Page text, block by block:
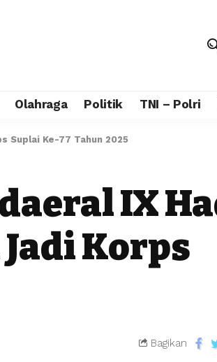
Olahraga Politik TNI – Polri
Suplai Ke-77 Tahun 2025
IX
Korps
Bagikan